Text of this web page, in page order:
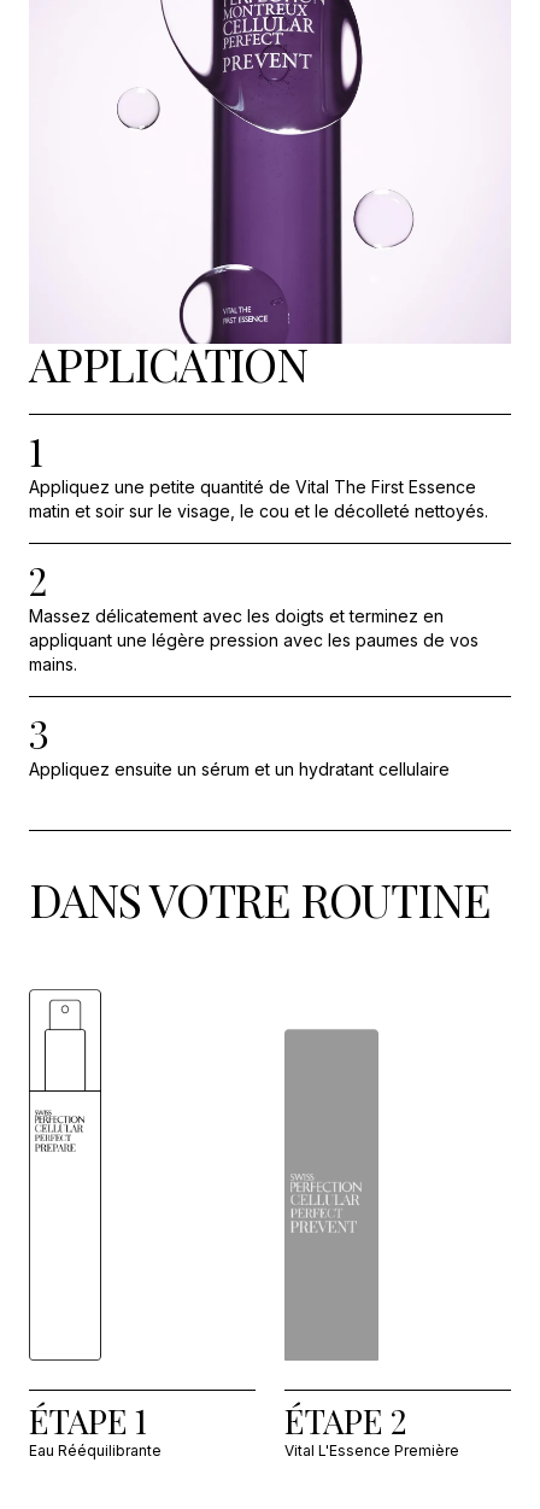
APPLICATION
1
Appliquez une petite quantité de Vital The First Essence
matin et soir sur le visage, le cou et le décolleté nettoyés.
2
Massez délicatement avec les doigts et terminez en
appliquant une légère pression avec les paumes de vos
mains.
3
Appliquez ensuite un sérum et un hydratant cellulaire
DANS VOTRE ROUTINE
ÉTAPE 1
Eau Rééquilibrante
ÉTAPE 2
Vital L'Essence Première